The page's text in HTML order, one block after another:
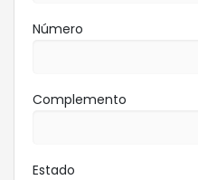
Número
Complemento
Estado